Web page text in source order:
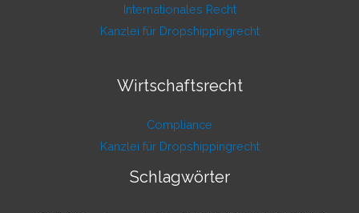
Internationales Recht
Kanzlei für Dropshippingrecht
Wirtschaftsrecht
Compliance
Kanzlei für Dropshippingrecht
Schlagwörter